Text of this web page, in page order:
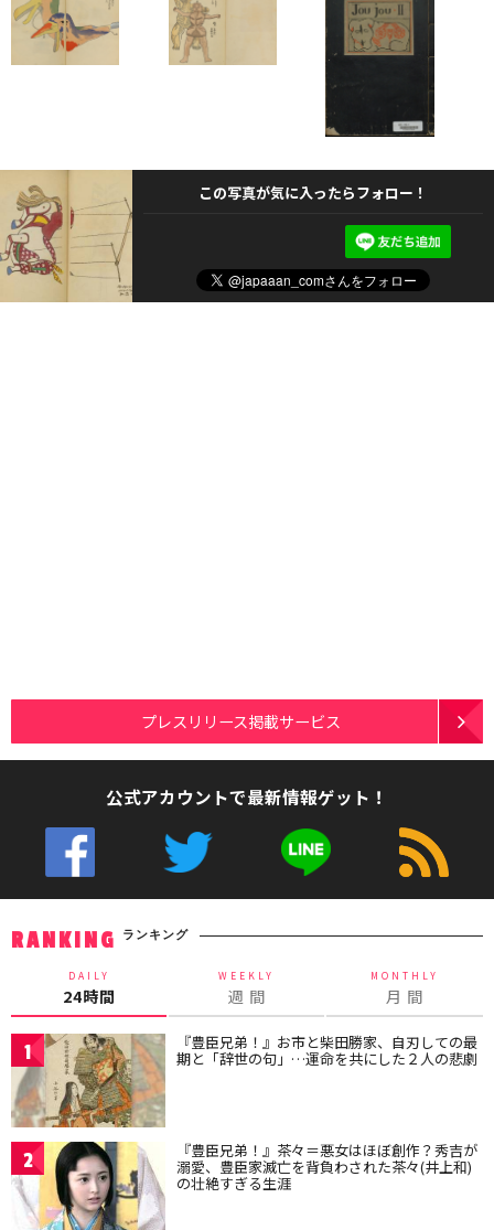
この写真が気に入ったらフォロー！
プレスリリース掲載サービス
公式アカウントで最新情報ゲット！
RANKING ランキング
DAILY
24時間
WEEKLY
週 間
MONTHLY
月 間
1 『豊臣兄弟！』お市と柴田勝家、自刃しての最
期と「辞世の句」…運命を共にした２人の悲劇
2 『豊臣兄弟！』茶々＝悪女はほぼ創作？秀吉が
溺愛、豊臣家滅亡を背負わされた茶々(井上和)
の壮絶すぎる生涯